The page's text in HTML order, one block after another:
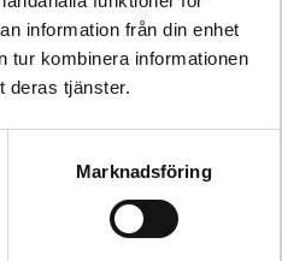
information från din enhet
tur kombinera informationen
deras tjänster.
Marknadsföring
Krossade tomater EKO 400 g
till i varukorg